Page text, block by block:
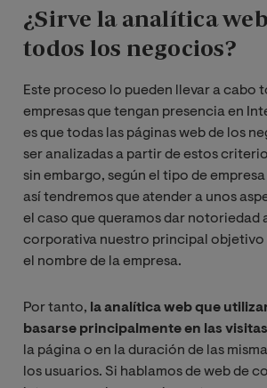
¿Sirve la analítica
todos los negocios?
Este proceso lo pueden llevar a cabo
empresas que tengan presencia en
es que todas las páginas web de los
ser analizadas a partir de estos
sin embargo, según el tipo de
así tendremos que atender a unos
el caso que queramos dar notoriedad
corporativa nuestro principal objetivo
el nombre de la empresa.
Por tanto, la analítica web que
basarse principalmente en las visitas
la página o en la duración de las
los usuarios. Si hablamos de web de